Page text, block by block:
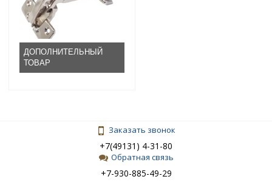
ДОПОЛНИТЕЛЬНЫЙ
ТОВАР
Заказать звонок
+7(49131) 4-31-80
Обратная связь
+7-930-885-49-29